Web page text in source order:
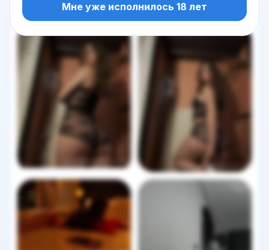
Мне уже исполнилось 18 лет